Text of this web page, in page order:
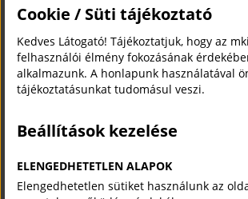
Cookie / Süti tájékoztató
Kedves Látogató! Tájékoztatjuk, hogy az
felhasználói élmény fokozásának
alkalmazunk. A honlapunk használatával
tájékoztatásunkat tudomásul veszi.
Beállítások kezelése
ELENGEDHETETLEN ALAPOK
Elengedhetetlen sütiket használunk az